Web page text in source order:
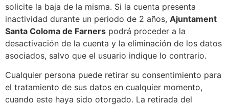
solicite la baja de la misma. Si la cuenta presenta
inactividad durante un periodo de 2 años, Ajuntament
Santa Coloma de Farners podrá proceder a la
desactivación de la cuenta y la eliminación de los datos
asociados, salvo que el usuario indique lo contrario.
Cualquier persona puede retirar su consentimiento para
el tratamiento de sus datos en cualquier momento,
cuando este haya sido otorgado. La retirada del